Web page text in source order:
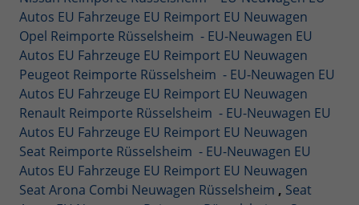
Autos EU Fahrzeuge EU Reimport EU Neuwagen
Opel Reimporte Rüsselsheim - EU-Neuwagen EU
Autos EU Fahrzeuge EU Reimport EU Neuwagen
Peugeot Reimporte Rüsselsheim - EU-Neuwagen EU
Autos EU Fahrzeuge EU Reimport EU Neuwagen
Renault Reimporte Rüsselsheim - EU-Neuwagen EU
Autos EU Fahrzeuge EU Reimport EU Neuwagen
Seat Reimporte Rüsselsheim - EU-Neuwagen EU
Autos EU Fahrzeuge EU Reimport EU Neuwagen
Seat Arona Combi Neuwagen Rüsselsheim , Seat